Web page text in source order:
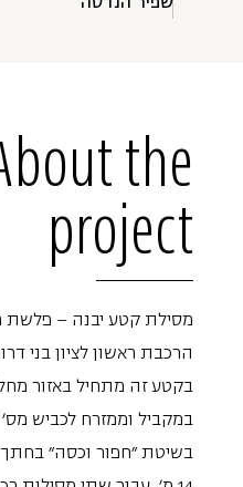
the
project
הרכבת ראשון לציון בני
בקטע זה מתחיל באזור
בשיטת "חפור וכסה" בחתך